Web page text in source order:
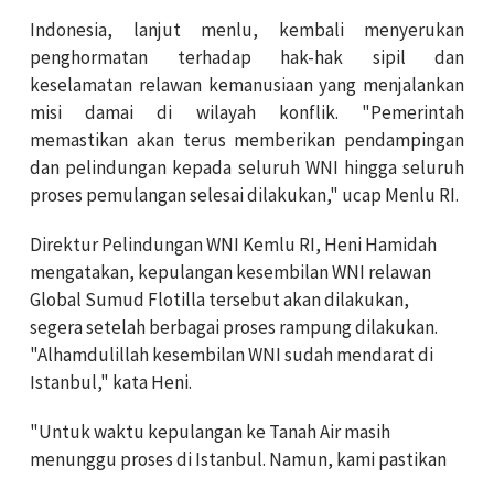
Indonesia, lanjut menlu, kembali menyerukan
penghormatan terhadap hak-hak sipil dan
keselamatan relawan kemanusiaan yang menjalankan
misi damai di wilayah konflik. "Pemerintah
memastikan akan terus memberikan pendampingan
dan pelindungan kepada seluruh WNI hingga seluruh
proses pemulangan selesai dilakukan," ucap Menlu RI.
Direktur Pelindungan WNI Kemlu RI, Heni Hamidah
mengatakan, kepulangan kesembilan WNI relawan
Global Sumud Flotilla tersebut akan dilakukan,
segera setelah berbagai proses rampung dilakukan.
"Alhamdulillah kesembilan WNI sudah mendarat di
Istanbul," kata Heni.
"Untuk waktu kepulangan ke Tanah Air masih
menunggu proses di Istanbul. Namun, kami pastikan